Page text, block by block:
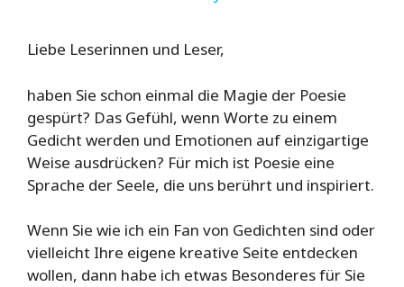
Liebe Leserinnen und Leser,
haben Sie schon einmal die Magie der Poesie
gespürt? Das Gefühl, wenn Worte zu einem
Gedicht werden und Emotionen auf einzigartige
Weise ausdrücken? Für mich ist Poesie eine
Sprache der Seele, die uns berührt und inspiriert.
Wenn Sie wie ich ein Fan von Gedichten sind oder
vielleicht Ihre eigene kreative Seite entdecken
wollen, dann habe ich etwas Besonderes für Sie